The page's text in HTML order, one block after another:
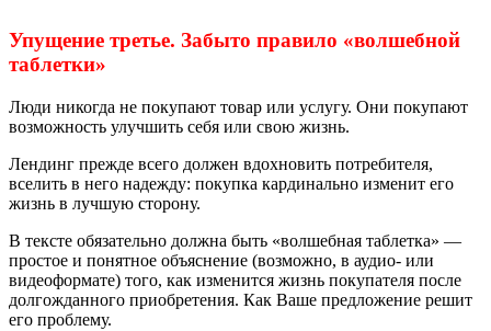
Упущение третье. Забыто правило «волшебной
таблетки»
Люди никогда не покупают товар или услугу. Они покупают
возможность улучшить себя или свою жизнь.
Лендинг прежде всего должен вдохновить потребителя,
вселить в него надежду: покупка кардинально изменит его
жизнь в лучшую сторону.
В тексте обязательно должна быть «волшебная таблетка» —
простое и понятное объяснение (возможно, в аудио- или
видеоформате) того, как изменится жизнь покупателя после
долгожданного приобретения. Как Ваше предложение решит
его проблему.